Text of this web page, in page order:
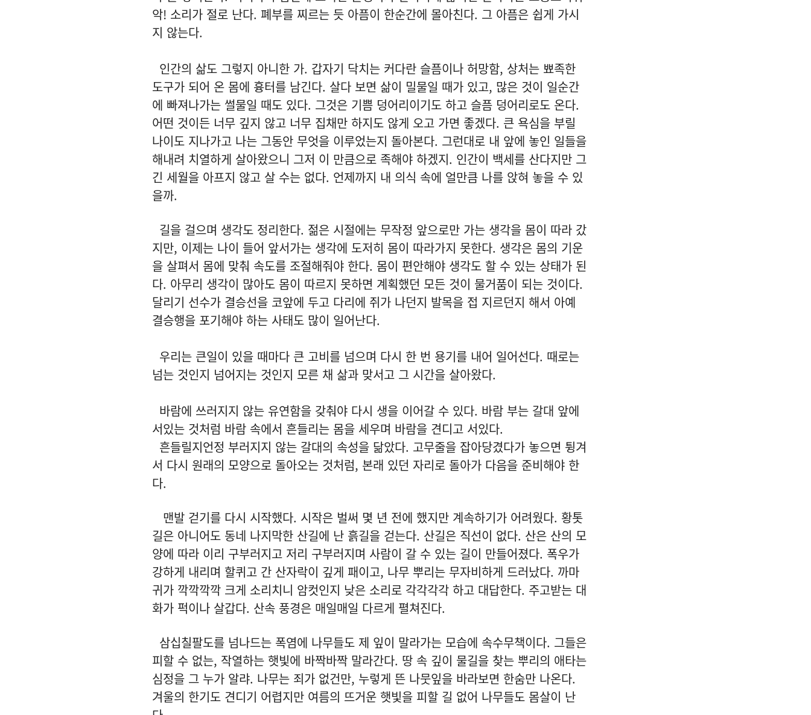
악! 소리가 절로 난다. 폐부를 찌르는 듯 아픔이 한순간에 몰아친다. 그 아픔은 쉽게 가시
지 않는다.
인간의 삶도 그렇지 아니한 가. 갑자기 닥치는 커다란 슬픔이나 허망함, 상처는 뾰족한
도구가 되어 온 몸에 흉터를 남긴다. 살다 보면 삶이 밀물일 때가 있고, 많은 것이 일순간
에 빠져나가는 썰물일 때도 있다. 그것은 기쁨 덩어리이기도 하고 슬픔 덩어리로도 온다.
어떤 것이든 너무 깊지 않고 너무 집채만 하지도 않게 오고 가면 좋겠다. 큰 욕심을 부릴
나이도 지나가고 나는 그동안 무엇을 이루었는지 돌아본다. 그런대로 내 앞에 놓인 일들을
해내려 치열하게 살아왔으니 그저 이 만큼으로 족해야 하겠지. 인간이 백세를 산다지만 그
긴 세월을 아프지 않고 살 수는 없다. 언제까지 내 의식 속에 얼만큼 나를 앉혀 놓을 수 있
을까.
길을 걸으며 생각도 정리한다. 젊은 시절에는 무작정 앞으로만 가는 생각을 몸이 따라 갔
지만, 이제는 나이 들어 앞서가는 생각에 도저히 몸이 따라가지 못한다. 생각은 몸의 기운
을 살펴서 몸에 맞춰 속도를 조절해줘야 한다. 몸이 편안해야 생각도 할 수 있는 상태가 된
다. 아무리 생각이 많아도 몸이 따르지 못하면 계획했던 모든 것이 물거품이 되는 것이다.
달리기 선수가 결승선을 코앞에 두고 다리에 쥐가 나던지 발목을 접 지르던지 해서 아예
결승행을 포기해야 하는 사태도 많이 일어난다.
우리는 큰일이 있을 때마다 큰 고비를 넘으며 다시 한 번 용기를 내어 일어선다. 때로는
넘는 것인지 넘어지는 것인지 모른 채 삶과 맞서고 그 시간을 살아왔다.
바람에 쓰러지지 않는 유연함을 갖춰야 다시 생을 이어갈 수 있다. 바람 부는 갈대 앞에
서있는 것처럼 바람 속에서 흔들리는 몸을 세우며 바람을 견디고 서있다.
흔들릴지언정 부러지지 않는 갈대의 속성을 닮았다. 고무줄을 잡아당겼다가 놓으면 튕겨
서 다시 원래의 모양으로 돌아오는 것처럼, 본래 있던 자리로 돌아가 다음을 준비해야 한
다.
맨발 걷기를 다시 시작했다. 시작은 벌써 몇 년 전에 했지만 계속하기가 어려웠다. 황톳
길은 아니어도 동네 나지막한 산길에 난 흙길을 걷는다. 산길은 직선이 없다. 산은 산의 모
양에 따라 이리 구부러지고 저리 구부러지며 사람이 갈 수 있는 길이 만들어졌다. 폭우가
강하게 내리며 할퀴고 간 산자락이 깊게 패이고, 나무 뿌리는 무자비하게 드러났다. 까마
귀가 깍깍깍깍 크게 소리치니 암컷인지 낮은 소리로 각각각각 하고 대답한다. 주고받는 대
화가 퍽이나 살갑다. 산속 풍경은 매일매일 다르게 펼쳐진다.
삼십칠팔도를 넘나드는 폭염에 나무들도 제 잎이 말라가는 모습에 속수무책이다. 그들은
피할 수 없는, 작열하는 햇빛에 바짝바짝 말라간다. 땅 속 깊이 물길을 찾는 뿌리의 애타는
심정을 그 누가 알랴. 나무는 죄가 없건만, 누렇게 뜬 나뭇잎을 바라보면 한숨만 나온다.
겨울의 한기도 견디기 어렵지만 여름의 뜨거운 햇빛을 피할 길 없어 나무들도 몸살이 난